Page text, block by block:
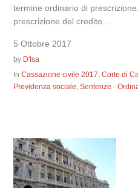
termine ordinario di
prescrizione del credito...
5 Ottobre 2017
by D'Isa
InCassazione civile 2017 ,Corte di
Previdenza sociale ,Sentenze -